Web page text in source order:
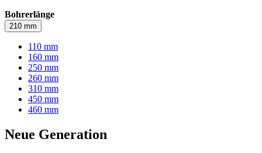
Bohrerlänge
210 mm
110 mm
160 mm
250 mm
260 mm
310 mm
450 mm
460 mm
Neue Generation